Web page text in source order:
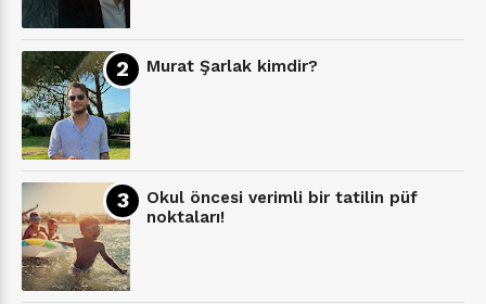
Murat Şarlak kimdir?
Okul öncesi verimli bir tatilin püf
noktaları!